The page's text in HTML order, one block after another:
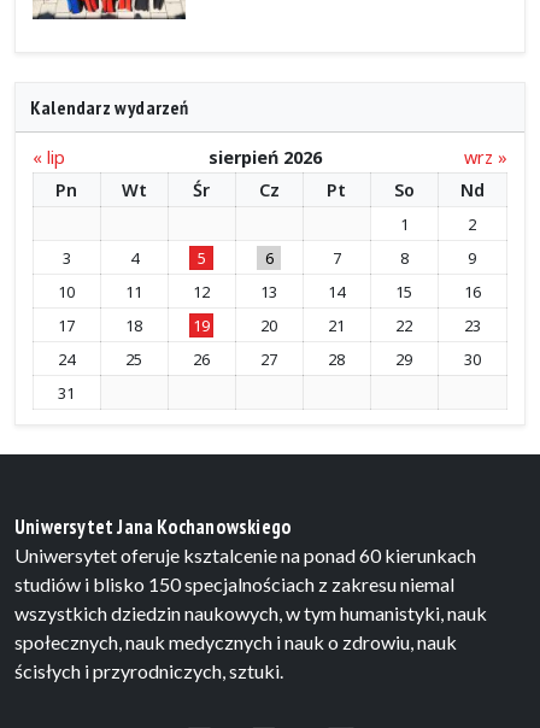
Kalendarz wydarzeń
« lip sierpień 2026
wrz »
Pn
Wt Śr Cz Pt So Nd
1
2
3
4 5 6 7 8
9
10
11 12 13 14 15
16
17
18 19 20 21 22
23
24
25 26 27 28 29
30
31
Uniwersytet Jana Kochanowskiego
Uniwersytet oferuje ksztalcenie na ponad 60 kierunkach
studiów i blisko 150 specjalnościach z zakresu niemal
wszystkich dziedzin naukowych, w tym humanistyki, nauk
społecznych, nauk medycznych i nauk o zdrowiu, nauk
ścisłych i przyrodniczych, sztuki.